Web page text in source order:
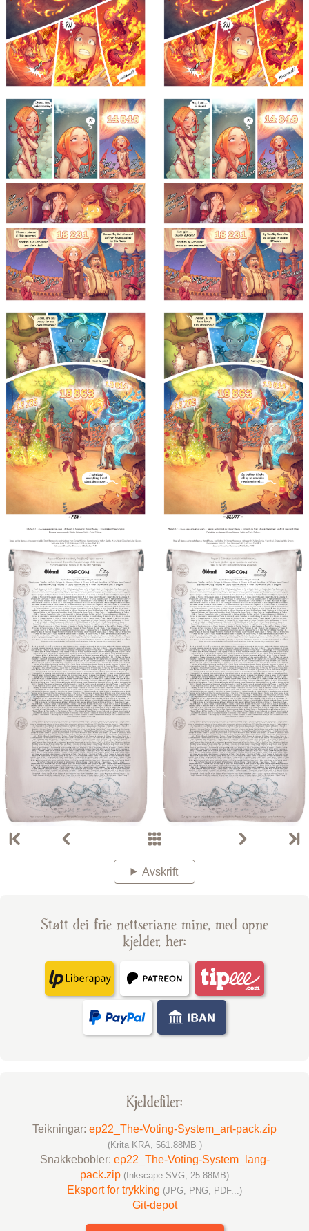
Avskrift
Støtt dei frie nettseriane mine, med opne
kjelder, her:
Kjelde­filer:
Teikningar: ep22_The-Voting-System_art-pack.zip
(Krita KRA, 561.88MB )
Snakke­bobler: ep22_The-Voting-System_lang-
pack.zip (Inkscape SVG, 25.88MB)
Eksport for trykking (JPG, PNG, PDF...)
Git-depot